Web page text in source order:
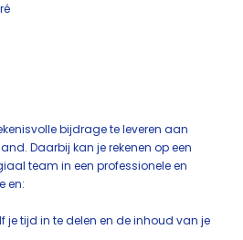
bijdrage te leveren aan
Daarbij kan je rekenen op een
team in een professionele en
en:
je tijd in te delen en de inhoud van je